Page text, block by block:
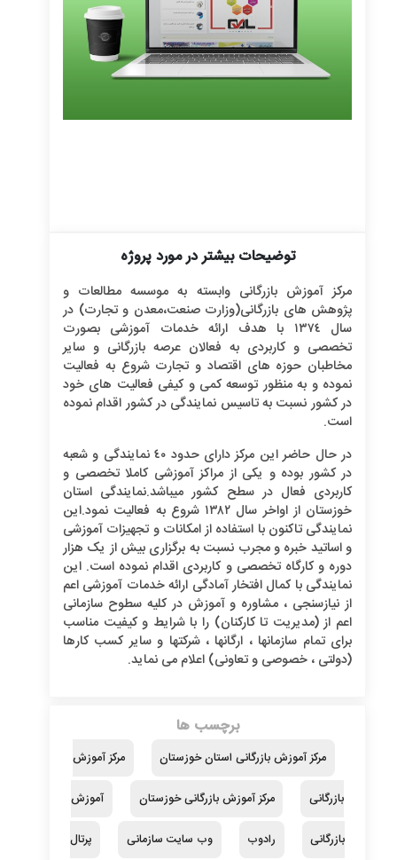
توضیحات بیشتر در مورد پروژه
مرکز آموزش بازرگانی وابسته به موسسه مطالعات و
پژوهش های بازرگانی(وزارت صنعت،معدن و تجارت) در
سال ١٣٧٤ با هدف ارائه خدمات آموزشی بصورت
تخصصی و کاربردی به فعالان عرصه بازرگانی و سایر
مخاطبان حوزه های اقتصاد و تجارت شروع به فعالیت
نموده و به منظور توسعه کمی و کیفی فعالیت های خود
در کشور نسبت به تاسیس نمایندگی در کشور اقدام نموده
است.
در حال حاضر این مرکز دارای حدود ٤۰ نمایندگی و شعبه
در کشور بوده و یکی از مراکز آموزشی کاملا تخصصی و
کاربردی فعال در سطح کشور میباشد.نمایندگی استان
خوزستان از اواخر سال ١٣٨٢ شروع به فعالیت نمود.این
نمایندگی تاکنون با استفاده از امکانات و تجهیزات آموزشی
و اساتید خبره و مجرب نسبت به برگزاری بیش از یک هزار
دوره و کارگاه تخصصی و کاربردی اقدام نموده است. این
نمایندگی با کمال افتخار آمادگی ارائه خدمات آموزشی اعم
از نیازسنجی ، مشاوره و آموزش در کلیه سطوح سازمانی
اعم از (مدیریت تا کارکنان) را با شرایط و کیفیت مناسب
برای تمام سازمانها ، ارگانها ، شرکتها و سایر کسب کارها
(دولتی ، خصوصی و تعاونی) اعلام می نماید.
برچسب ها
مرکز آموزش بازرگانی استان خوزستان مرکز آموزش
بازرگانی مرکز آموزش بازرگانی خوزستان آموزش
بازرگانی رادوب وب سایت سازمانی پرتال